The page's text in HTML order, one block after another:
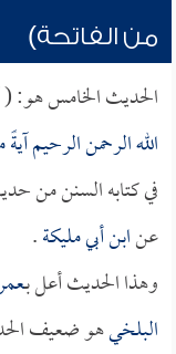
من الفاتحة)
الحديث الخامس هو: (
الله الرحمن الرحيم
في كتابه السنن من
عنابن أبي مليكة.
وهذا الحديث أعل بـ
البلخيهو ضعيف